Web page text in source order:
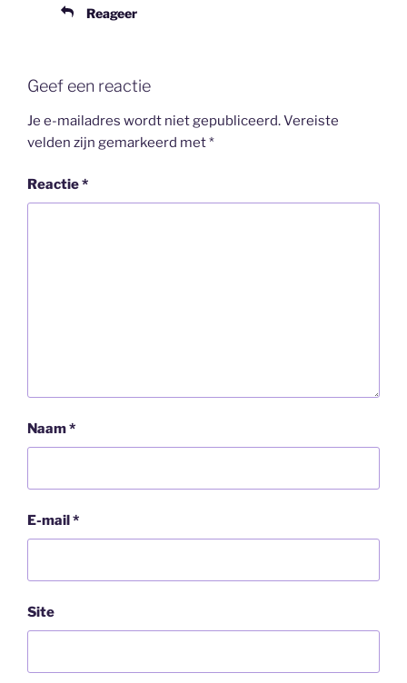
Reageer
Geef een reactie
Je e-mailadres wordt niet gepubliceerd.Vereiste
velden zijn gemarkeerd met*
Reactie*
Naam*
E-mail*
Site